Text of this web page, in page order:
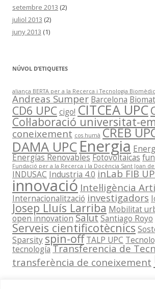
setembre 2013 (2)
juliol 2013 (2)
juny 2013 (1)
NÚVOL D’ETIQUETES
aliança BERTA per a la Recerca i Tecnologia
Andreas Sumper Barcelona
CD6 UPCcigo! CITCEA UPC
Col·laboració universitat-
coneixement cos humà CREB
DAMA UPC Energia
Energías RenovablesFotovoltaicas
Fundació per a la Recerca i la Docència Sant Joan
INDUSAC Industria 4.0 inLab FIB
innovació Intel·ligència
Internacionalització investigadors
Josep Lluís Larriba Mobilitat
open innovation SalutSantiago Royo
Serveis cientificotècnics
Sparsityspin-off TALP UPC
tecnología Transferencia de
transferència de coneixement